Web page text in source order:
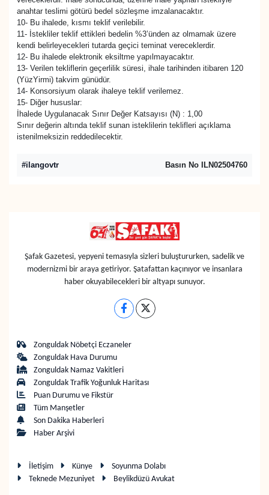
anahtar teslimi götürü bedel sözleşme imzalanacaktır.
10- Bu ihalede, kısmı teklif verilebilir.
11- İstekliler teklif ettikleri bedelin %3’ünden az olmamak üzere
kendi belirleyecekleri tutarda geçici teminat vereceklerdir.
12- Bu ihalede elektronik eksiltme yapılmayacaktır.
13- Verilen tekliflerin geçerlilik süresi, ihale tarihinden itibaren 120
(YüzYirmi) takvim günüdür.
14- Konsorsiyum olarak ihaleye teklif verilemez.
15- Diğer hususlar:
İhalede Uygulanacak Sınır Değer Katsayısı (N) : 1,00
Sınır değerin altında teklif sunan isteklilerin teklifleri açıklama
istenilmeksizin reddedilecektir.
#ilangovtr Basın No ILN02504760
Şafak Gazetesi, yepyeni temasıyla sizleri buluştururken, sadelik ve
modernizmi bir araya getiriyor. Şatafattan kaçınıyor ve insanlara
haber okuyabilecekleri bir altyapı sunuyor.
Zonguldak Nöbetçi Eczaneler
Zonguldak Hava Durumu
Zonguldak Namaz Vakitleri
Zonguldak Trafik Yoğunluk Haritası
Puan Durumu ve Fikstür
Tüm Manşetler
Son Dakika Haberleri
Haber Arşivi
İletişim Künye
Soyunma Dolabı
Teknede Mezuniyet
Beylikdüzü Avukat